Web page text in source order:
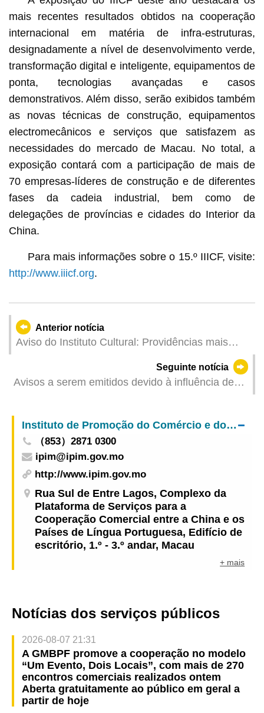
mais recentes resultados obtidos na cooperação
internacional em matéria de infra-estruturas,
designadamente a nível de desenvolvimento verde,
transformação digital e inteligente, equipamentos de
ponta, tecnologias avançadas e casos
demonstrativos. Além disso, serão exibidos também
as novas técnicas de construção, equipamentos
electromecânicos e serviços que satisfazem as
necessidades do mercado de Macau. No total, a
exposição contará com a participação de mais de
70 empresas-líderes de construção e de diferentes
fases da cadeia industrial, bem como de
delegações de províncias e cidades do Interior da
China.
Para mais informações sobre o 15.º IIICF, visite:
http://www.iiicf.org.
Anterior notícia
Aviso do Instituto Cultural: Providências mais
recentes do programa Impressões de Iec Long,
integrado no 34.º Festival de Artes de Macau
Seguinte notícia
Avisos a serem emitidos devido à influência de
18:30)
Instituto de Promoção do Comércio e do Investimento
（853）2871 0300
ipim@ipim.gov.mo
http://www.ipim.gov.mo
Rua Sul de Entre Lagos, Complexo da
Plataforma de Serviços para a
Cooperação Comercial entre a China e os
Países de Língua Portuguesa, Edifício de
escritório, 1.º - 3.º andar, Macau
+ mais
Notícias dos serviços públicos
2026-08-07 21:31
A GMBPF promove a cooperação no modelo
“Um Evento, Dois Locais”, com mais de 270
encontros comerciais realizados ontem
Aberta gratuitamente ao público em geral a
partir de hoje